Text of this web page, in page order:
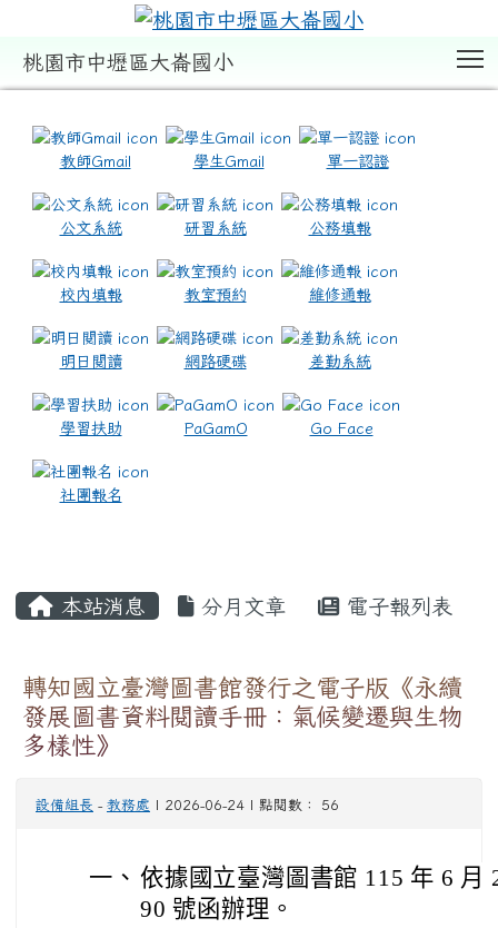
桃園市中壢區大崙國小
教師Gmail 學生Gmail 單一認證
公文系統 研習系統 公務填報
校內填報 教室預約 維修通報
明日閱讀 網路硬碟 差勤系統
學習扶助 PaGamO Go Face
社團報名
本站消息 分月文章 電子報列表
轉知國立臺灣圖書館發行之電子版《永續
發展圖書資料閱讀手冊：氣候變遷與生物
多樣性》
設備組長 - 教務處 | 2026-06-24 | 點閱數： 56
一、 依據國立臺灣圖書館 115 年 6 月
90 號函辦理。